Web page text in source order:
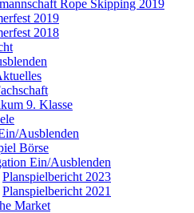
Rope Skipping 2019
2019
2018
9. Klasse
Ausblenden
Börse
Ein/Ausblenden
Planspielbericht 2023
Planspielbericht 2021
Market